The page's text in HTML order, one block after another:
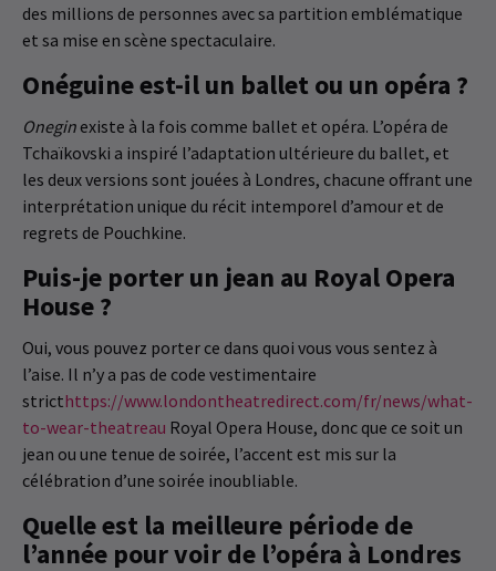
des millions de personnes avec sa partition emblématique
et sa mise en scène spectaculaire.
Onéguine est-il un ballet ou un opéra ?
Onegin existe à la fois comme ballet et opéra. L’opéra de
Tchaïkovski a inspiré l’adaptation ultérieure du ballet, et
les deux versions sont jouées à Londres, chacune offrant une
interprétation unique du récit intemporel d’amour et de
regrets de Pouchkine.
Puis-je porter un jean au Royal Opera
House ?
Oui, vous pouvez porter ce dans quoi vous vous sentez à
l’aise. Il n’y a pas de code vestimentaire
stricthttps://www.londontheatredirect.com/fr/news/what-
to-wear-theatreau Royal Opera House, donc que ce soit un
jean ou une tenue de soirée, l’accent est mis sur la
célébration d’une soirée inoubliable.
Quelle est la meilleure période de
l’année pour voir de l’opéra à Londres